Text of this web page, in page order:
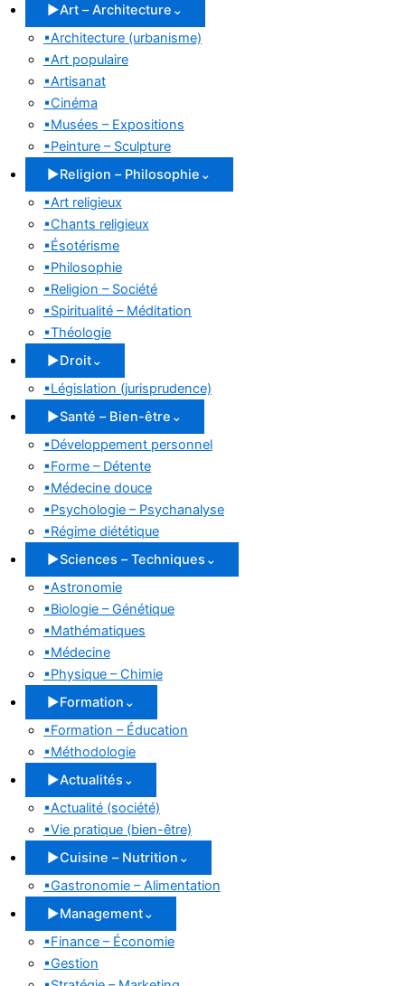
▶Art – Architecture ⌄
▪Architecture (urbanisme)
▪Art populaire
▪Artisanat
▪Cinéma
▪Musées – Expositions
▪Peinture – Sculpture
▶Religion – Philosophie ⌄
▪Art religieux
▪Chants religieux
▪Ésotérisme
▪Philosophie
▪Religion – Société
▪Spiritualité – Méditation
▪Théologie
▶Droit⌄
▪Législation (jurisprudence)
▶Santé – Bien-être ⌄
▪Développement personnel
▪Forme – Détente
▪Médecine douce
▪Psychologie – Psychanalyse
▪Régime diététique
▶Sciences – Techniques ⌄
▪Astronomie
▪Biologie – Génétique
▪Mathématiques
▪Médecine
▪Physique – Chimie
▶Formation ⌄
▪Formation – Éducation
▪Méthodologie
▶Actualités ⌄
▪Actualité (société)
▪Vie pratique (bien-être)
▶Cuisine – Nutrition ⌄
▪Gastronomie – Alimentation
▶Management⌄
▪Finance – Économie
▪Gestion